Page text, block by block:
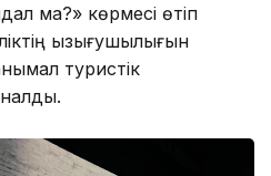
ма?» көрмесі өтіп
қызығушылығын
туристік